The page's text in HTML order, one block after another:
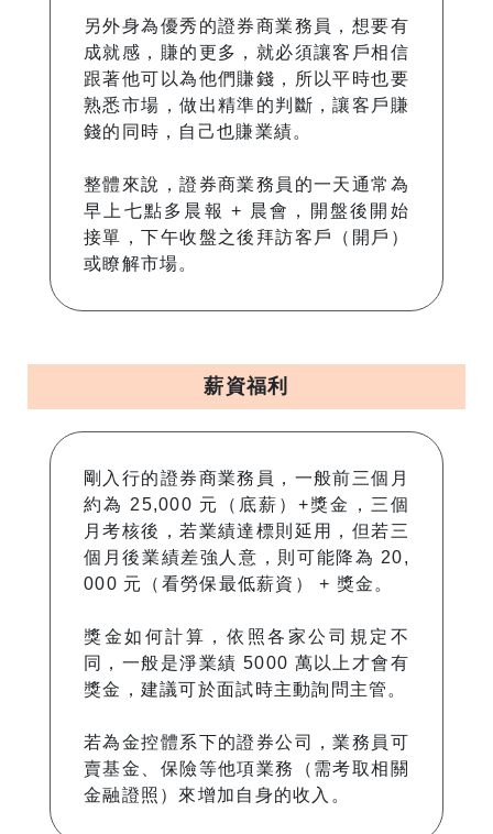
另外身為優秀的證券商業務員，想要有
成就感，賺的更多，就必須讓客戶相信
跟著他可以為他們賺錢，所以平時也要
熟悉市場，做出精準的判斷，讓客戶賺
錢的同時，自己也賺業績。
整體來說，證券商業務員的一天通常為
早上七點多晨報 + 晨會，開盤後開始
接單，下午收盤之後拜訪客戶（開戶）
或瞭解市場。
薪資福利
剛入行的證券商業務員，一般前三個月
約為 25,000 元（底薪）+獎金，三個
月考核後，若業績達標則延用，但若三
個月後業績差強人意，則可能降為 20,
000 元（看勞保最低薪資） + 獎金。
獎金如何計算，依照各家公司規定不
同，一般是淨業績 5000 萬以上才會有
獎金，建議可於面試時主動詢問主管。
若為金控體系下的證券公司，業務員可
賣基金、保險等他項業務（需考取相關
金融證照）來增加自身的收入。